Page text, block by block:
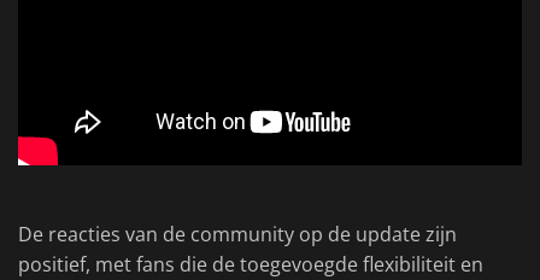
De reacties van de community op de update zijn
positief, met fans die de toegevoegde flexibiliteit en